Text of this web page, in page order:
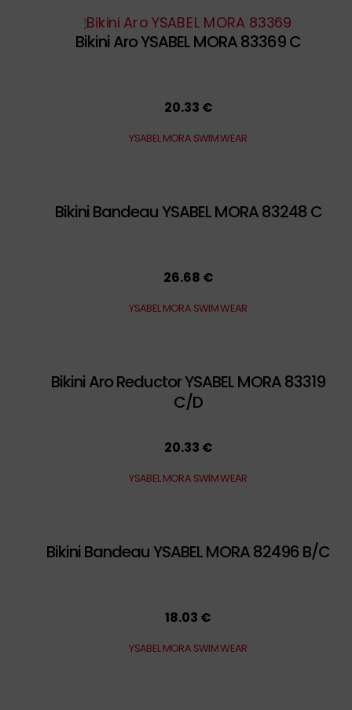
Bikini Aro YSABEL MORA 83369 C
20.33 €
YSABEL MORA SWIM WEAR
Bikini Bandeau YSABEL MORA 83248 C
26.68 €
YSABEL MORA SWIM WEAR
Bikini Aro Reductor YSABEL MORA 83319
C/D
20.33 €
YSABEL MORA SWIM WEAR
Bikini Bandeau YSABEL MORA 82496 B/C
18.03 €
YSABEL MORA SWIM WEAR